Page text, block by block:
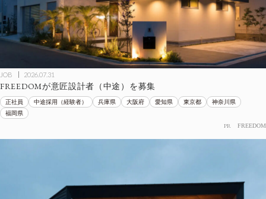
JOB 2026.07.31
FREEDOMが意匠設計者（中途）を募集
正社員 中途採用（経験者） 兵庫県 大阪府 愛知県 東京都
神奈川県
福岡県
PR FREEDOM